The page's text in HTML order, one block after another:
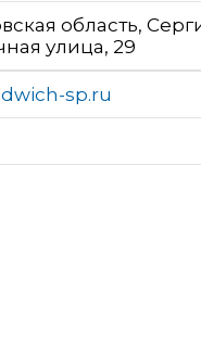
область,
улица, 29
sp.ru